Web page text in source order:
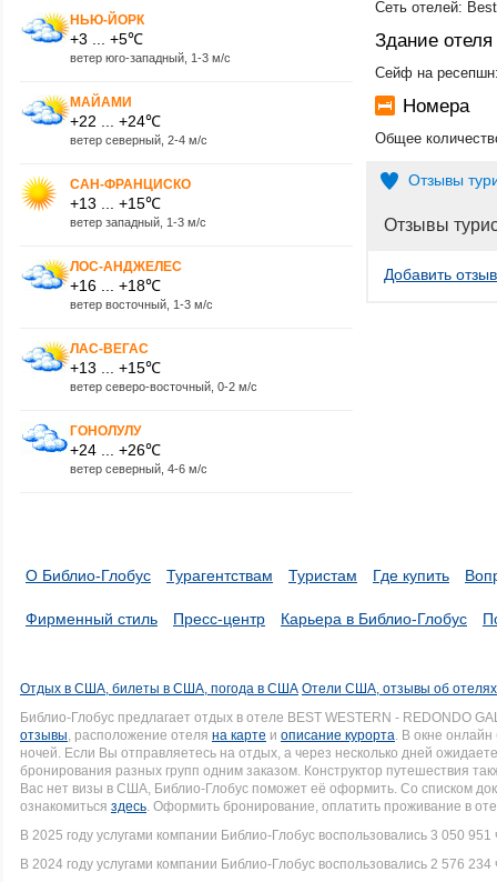
НЬЮ-ЙОРК
+3 ... +5℃
ветер юго-западный, 1-3 м/с
МАЙАМИ
+22 ... +24℃
ветер северный, 2-4 м/с
САН-ФРАНЦИСКО
+13 ... +15℃
ветер западный, 1-3 м/с
ЛОС-АНДЖЕЛЕС
+16 ... +18℃
ветер восточный, 1-3 м/с
ЛАС-ВЕГАС
+13 ... +15℃
ветер северо-восточный, 0-2 м/с
ГОНОЛУЛУ
+24 ... +26℃
ветер северный, 4-6 м/с
Сеть отелей:
Здание отеля
Сейф на
Номера
Общее
Отзывы
Отзывы
Добавить отзыв
О Библио-Глобус Турагентствам Туристам Где купить
Фирменный стиль Пресс-центр Карьера в Библио-Глобус
Отдых в США, билеты в США, погода в США Отели США, отзывы об
Библио-Глобус предлагает отдых в отеле BEST WESTERN - REDONDO
отзывы, расположение отеля на карте и описание курорта. В окне онлайн
ночей. Если Вы отправляетесь на отдых, а через несколько дней
бронирования разных групп одним заказом. Конструктор путешествия
Вас нет визы в США, Библио-Глобус поможет её оформить. Со списком
ознакомиться здесь. Оформить бронирование, оплатить проживание в
В 2025 году услугами компании Библио-Глобус воспользовались 3 050 951
В 2024 году услугами компании Библио-Глобус воспользовались 2 576 234